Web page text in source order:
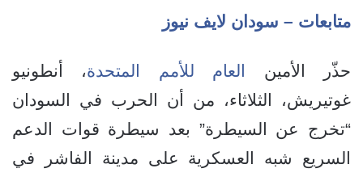
متابعات – سودان لايف نيوز
حذّر الأمين العام للأمم المتحدة، أنطونيو
غوتيريش، الثلاثاء، من أن الحرب في السودان
“تخرج عن السيطرة” بعد سيطرة قوات الدعم
السريع شبه العسكرية على مدينة الفاشر في